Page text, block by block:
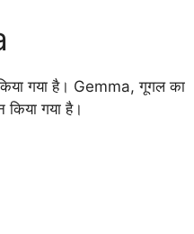
गया है। Gemma, गूगल का
गया है।